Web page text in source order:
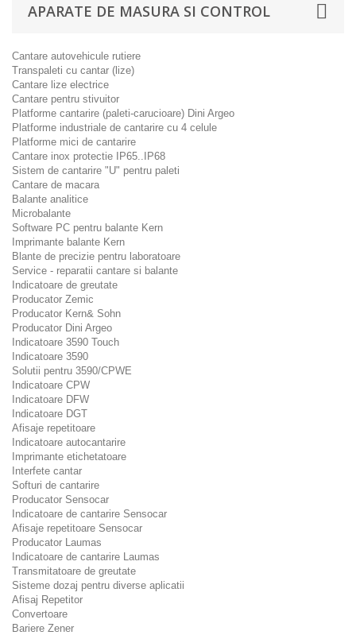
APARATE DE MASURA SI CONTROL
Cantare autovehicule rutiere
Transpaleti cu cantar (lize)
Cantare lize electrice
Cantare pentru stivuitor
Platforme cantarire (paleti-carucioare) Dini Argeo
Platforme industriale de cantarire cu 4 celule
Platforme mici de cantarire
Cantare inox protectie IP65..IP68
Sistem de cantarire "U" pentru paleti
Cantare de macara
Balante analitice
Microbalante
Software PC pentru balante Kern
Imprimante balante Kern
Blante de precizie pentru laboratoare
Service - reparatii cantare si balante
Indicatoare de greutate
Producator Zemic
Producator Kern& Sohn
Producator Dini Argeo
Indicatoare 3590 Touch
Indicatoare 3590
Solutii pentru 3590/CPWE
Indicatoare CPW
Indicatoare DFW
Indicatoare DGT
Afisaje repetitoare
Indicatoare autocantarire
Imprimante etichetatoare
Interfete cantar
Softuri de cantarire
Producator Sensocar
Indicatoare de cantarire Sensocar
Afisaje repetitoare Sensocar
Producator Laumas
Indicatoare de cantarire Laumas
Transmitatoare de greutate
Sisteme dozaj pentru diverse aplicatii
Afisaj Repetitor
Convertoare
Bariere Zener